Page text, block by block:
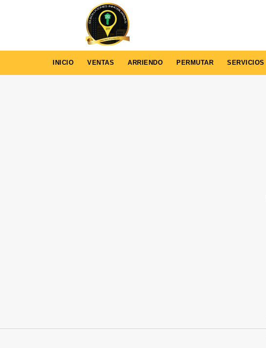
INICIO VENTAS ARRIENDO PERMUTAR SERVICIOS